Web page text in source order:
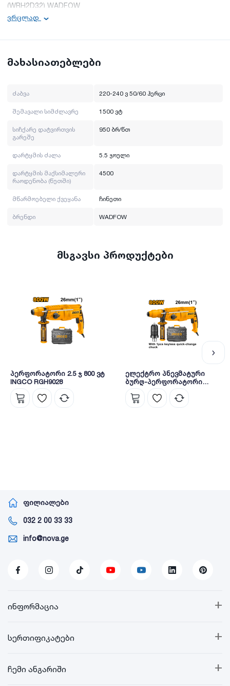
(WRH2D32) WADFOW
შემავალი სიმძლავრე: 1500 ვტ
სიჩქარე დატვირთვის გარეშე: 950 rpm
ბრენდი: WADFOW
ვრცლად
მახასიათებლები
ძაბვა 220-240 ვ 50/60 ჰერცი
შემავალი სიმძლავრე 1500 ვტ
სიჩქარე დატვირთვის
გარეშე
950 ბრ/წთ
დარტყმის ძალა 5.5 ჯოული
დარტყმის მაქსიმალური
რაოდენობა (წუთში)
4500
მწარმოებელი ქვეყანა ჩინეთი
ბრენდი WADFOW
მსგავსი პროდუქტები
პერფორატორი 2.5 ჯ 800 ვტ
INGCO RGH9028
ელექტრო პნევმატური
ბურღ-პერფორატორი
RGH9028-2 INGCO
ფილიალები
032 2 00 33 33
info@nova.ge
+
ინფორმაცია
+
სერთიფიკატები
+
ჩემი ანგარიში